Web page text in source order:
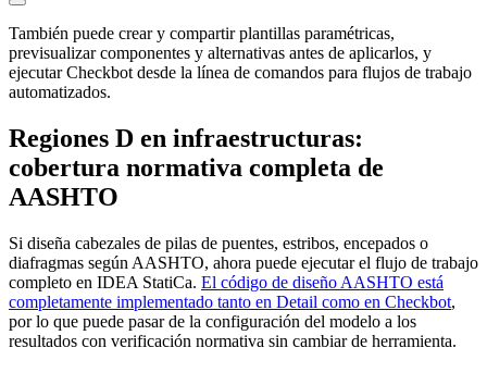
También puede crear y compartir plantillas paramétricas,
previsualizar componentes y alternativas antes de aplicarlos, y
ejecutar Checkbot desde la línea de comandos para flujos de trabajo
automatizados.
Regiones D en infraestructuras:
cobertura normativa completa de
AASHTO
Si diseña cabezales de pilas de puentes, estribos, encepados o
diafragmas según AASHTO, ahora puede ejecutar el flujo de trabajo
completo en IDEA StatiCa. El código de diseño AASHTO está
completamente implementado tanto en Detail como en Checkbot,
por lo que puede pasar de la configuración del modelo a los
resultados con verificación normativa sin cambiar de herramienta.